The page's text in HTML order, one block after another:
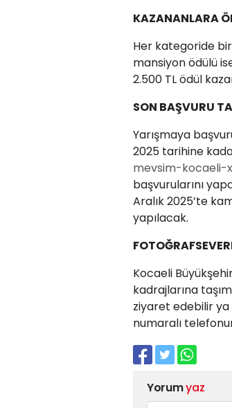
KAZANANLARA
Her kategoride
mansiyon ödülü
2.500 TL ödül
SON BAŞVURU
Yarışmaya
2025 tarihine
mevsim-
başvurularını
Aralık 2025’te
yapılacak.
Kocaeli
kadrajlarına
ziyaret edebilir ya
numaralı
Yorumyaz